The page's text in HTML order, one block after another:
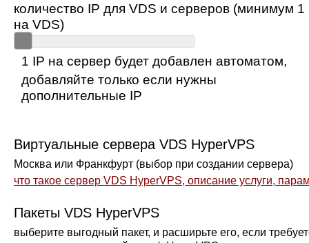
количество IP для VDS и серверов (минимум 1
на VDS)
1 IP на сервер будет добавлен автоматом,
добавляйте только если нужны
дополнительные IP
Виртуальные сервера VDS HyperVPS
Москва или Франкфурт (выбор при создании сервера)
что такое сервер VDS HyperVPS, описание услуги,
Пакеты VDS HyperVPS
выберите выгодный пакет, и расширьте его, если